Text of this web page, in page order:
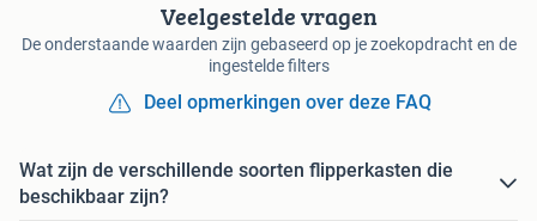
Veelgestelde vragen
De onderstaande waarden zijn gebaseerd op je zoekopdracht en de
ingestelde filters
Deel opmerkingen over deze FAQ
Wat zijn de verschillende soorten flipperkasten die
beschikbaar zijn?